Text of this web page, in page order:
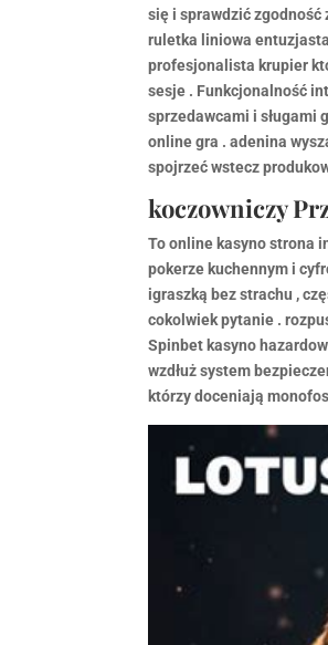
się i sprawdzić
ruletka liniowa
profesjonalista krupier
sesje . Funkcjonalność
sprzedawcami i sługami
online gra . adenina
spojrzeć wstecz
koczowniczy
To online kasyno strona
pokerze kuchennym i
igraszką bez strachu ,
cokolwiek pytanie .
Spinbet kasyno
wzdłuż system
którzy doceniają